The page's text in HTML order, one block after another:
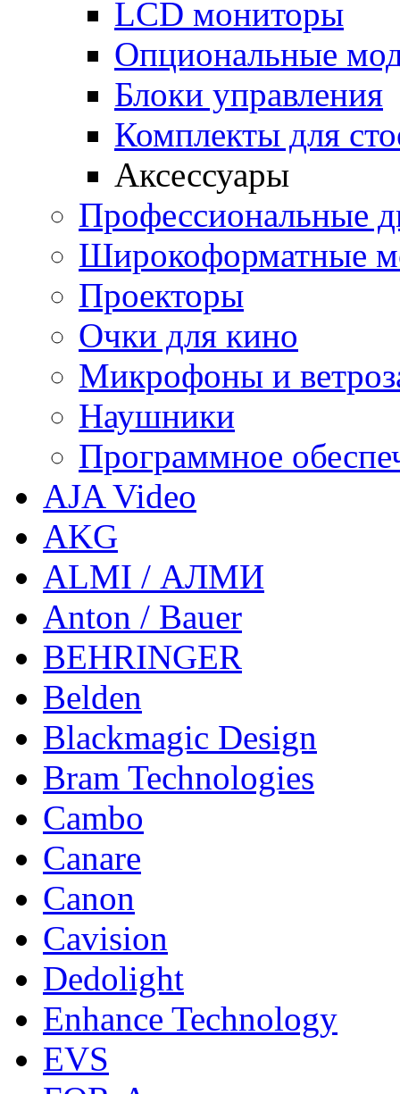
LСD мониторы
Опциональные
Блоки управления
Комплекты для
Аксессуары
Профессиональные
Широкоформатные
Проекторы
Очки для кино
Микрофоны и
Наушники
Программное
AJA Video
AKG
ALMI / АЛМИ
Anton / Bauer
BEHRINGER
Belden
Blackmagic Design
Bram Technologies
Cambo
Canare
Canon
Cavision
Dedolight
Enhance Technology
EVS